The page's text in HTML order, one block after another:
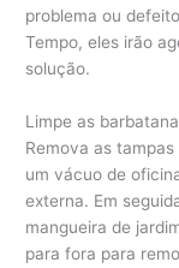
problema ou
Tempo, eles irão
solução.
Limpe as
Remova as
um vácuo de
externa. Em
mangueira de
para fora para